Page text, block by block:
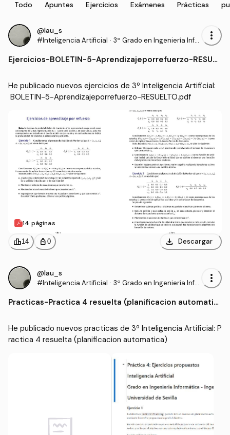
Todo Apuntes Ejercicios Exámenes Prácticas
@lau_s
#Inteligencia Artificial · 3º Grado en Ingeniería Infor
ware (US)
more_vert
Ejercicios-BOLETIN-5-Aprendizajeporrefuerzo-RESUEL
He publicado nuevos ejercicios de 3º Inteligencia Artificial:
BOLETIN-5-Aprendizajeporrefuerzo-RESUELTO.pdf
14 páginas
leaderboard14 personal_bag 0 download Descargar
@lau_s
#Inteligencia Artificial · 3º Grado en Ingeniería Infor
ware (US)
more_vert
Practicas-Practica 4 resuelta (planificacion automatic
He publicado nuevos practicas de 3º Inteligencia Artificial: P
ractica 4 resuelta (planificacion automatica)